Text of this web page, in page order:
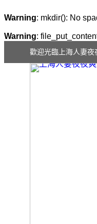
Warning: mkdir(): No
Warning:
歡迎光臨上海人妻夜